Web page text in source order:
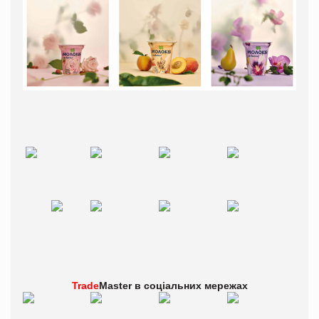
TradeMaster в соціальних мережах